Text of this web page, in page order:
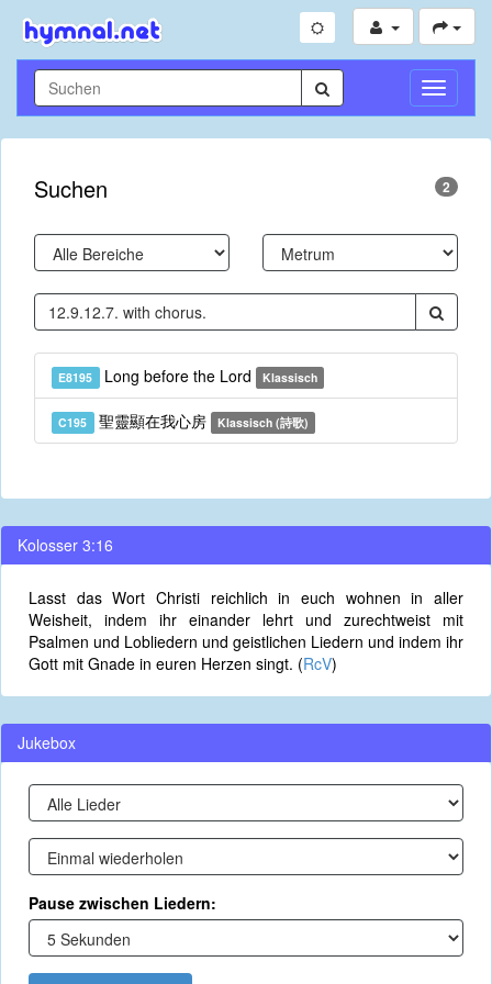
Suchen 2
E8195 Long before the Lord Klassisch
C195 聖靈顯在我心房 Klassisch (詩歌)
Kolosser 3:16
Lasst das Wort Christi reichlich in euch wohnen in aller
Weisheit, indem ihr einander lehrt und zurechtweist mit
Psalmen und Lobliedern und geistlichen Liedern und indem ihr
Gott mit Gnade in euren Herzen singt. (RcV)
Jukebox
Pause zwischen Liedern: